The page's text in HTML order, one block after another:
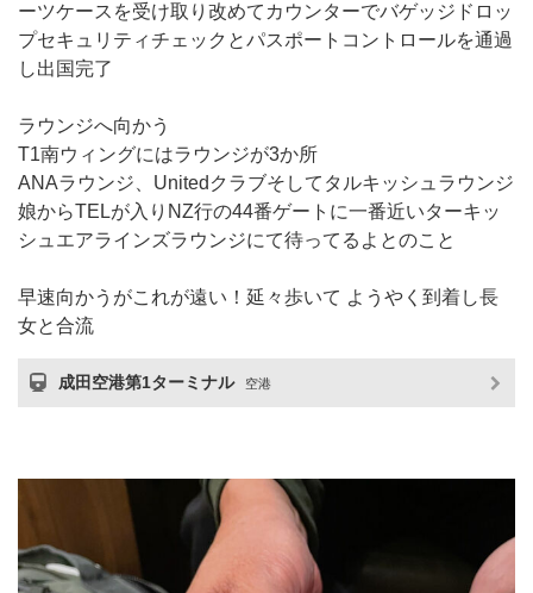
ーツケースを受け取り改めてカウンターでバゲッジドロッ
プセキュリティチェックとパスポートコントロールを通過
し出国完了
ラウンジへ向かう
T1南ウィングにはラウンジが3か所
ANAラウンジ、Unitedクラブそしてタルキッシュラウンジ
娘からTELが入りNZ行の44番ゲートに一番近いターキッ
シュエアラインズラウンジにて待ってるよとのこと
早速向かうがこれが遠い！延々歩いて ようやく到着し長
女と合流
成田空港第1ターミナル 空港